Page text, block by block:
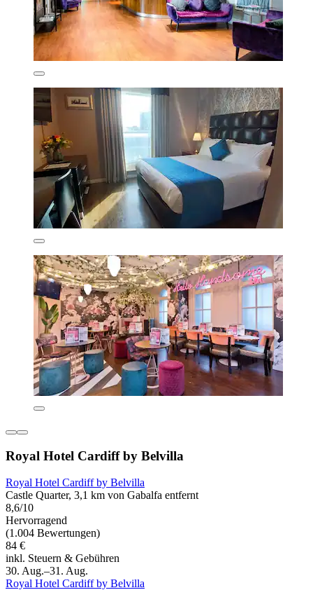
Royal Hotel Cardiff by Belvilla
Royal Hotel Cardiff by Belvilla
Castle Quarter, 3,1 km von Gabalfa entfernt
8,6/10
Hervorragend
(1.004 Bewertungen)
84 €
inkl. Steuern & Gebühren
30. Aug.–31. Aug.
Royal Hotel Cardiff by Belvilla